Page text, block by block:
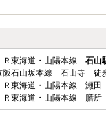
Ｒ東海道・山陽本線 石山
阪石山坂本線 石山寺 徒
Ｒ東海道・山陽本線 瀬
Ｒ東海道・山陽本線 膳